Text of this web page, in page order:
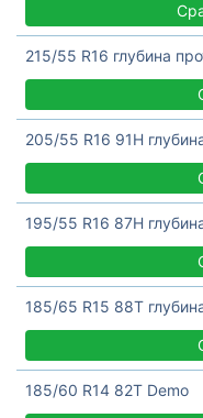
215/55 R16 глубина
205/55 R16 91H
195/55 R16 87H
185/65 R15 88T
185/60 R14 82T Demo